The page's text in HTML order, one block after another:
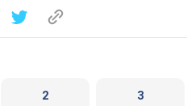
2 3